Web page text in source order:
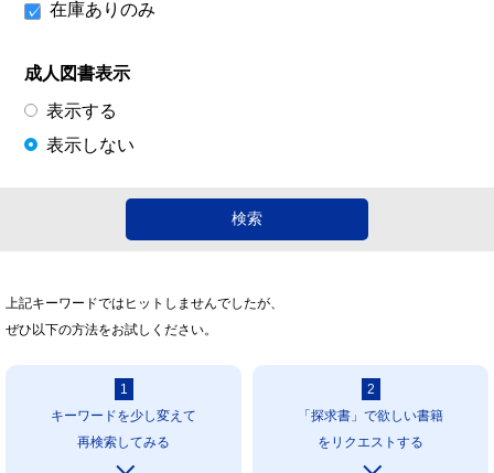
在庫ありのみ
成人図書表示
表示する
表示しない
上記キーワードではヒットしませんでしたが、
ぜひ以下の方法をお試しください。
1
キーワードを少し変えて
再検索してみる
2
「探求書」で欲しい書籍
をリクエストする